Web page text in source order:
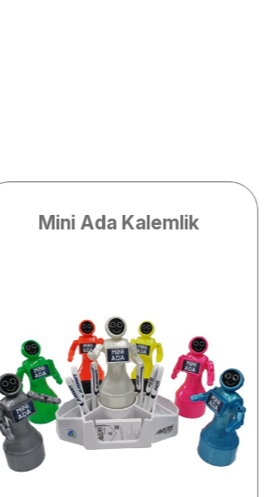
Mini Ada Kalemlik